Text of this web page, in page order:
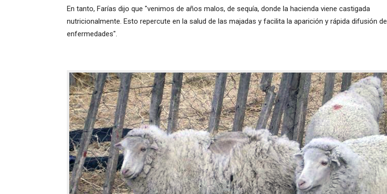
En tanto, Farías dijo que "venimos de años malos, de sequía, donde la hacienda viene castigada
nutricionalmente. Esto repercute en la salud de las majadas y facilita la aparición y rápida difusión de
enfermedades".